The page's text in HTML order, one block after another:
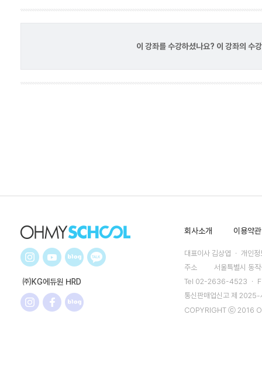
이 강좌를 수강하셨나요? 이 강좌의 수
㈜KG에듀원 HRD
회사소개 이용약관
대표이사 김상엽 ㆍ 개인
주소
서울특별시 동
Tel 02-2636-4523 ㆍ
통신판매업신고 제
COPYRIGHT ⓒ 2016